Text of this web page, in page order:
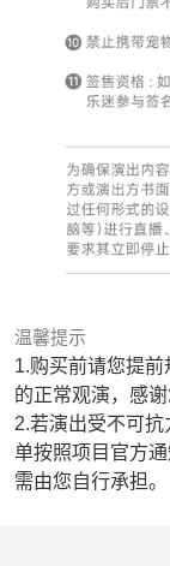
温馨提示
1.购买前请您提
的正常观演，感谢
2.若演出受不可
单按照项目官方
需由您自行承担。